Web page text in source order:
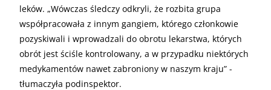
leków. „Wówczas śledczy odkryli, że rozbita grupa
współpracowała z innym gangiem, którego członkowie
pozyskiwali i wprowadzali do obrotu lekarstwa, których
obrót jest ściśle kontrolowany, a w przypadku niektórych
medykamentów nawet zabroniony w naszym kraju” -
tłumaczyła podinspektor.